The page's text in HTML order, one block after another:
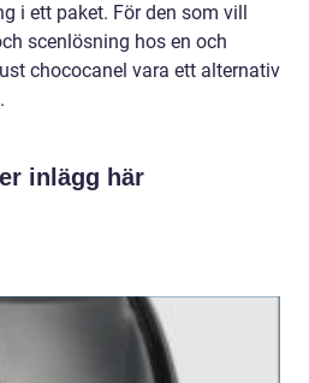
i ett paket. För den som vill
scenlösning hos en och
chococanel vara ett alternativ
inlägg här